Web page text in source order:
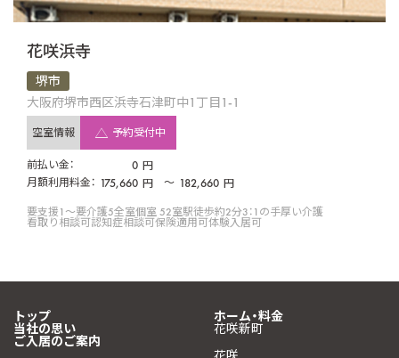
花咲浜寺
堺市
大阪府堺市西区浜寺石津町中1丁目1-1
空室情報 予約受付中
前払い金： 0 円
月額利用料金： 175,660 円 〜 182,660 円
要支援1〜要介護5全室個室 52室駅徒歩約2分3：1の手厚い介護
看取り相談可認知症相談可保険適用可体験入居可
トップ
当社の思い
ご入居のご案内
ホーム・料金
花咲新町